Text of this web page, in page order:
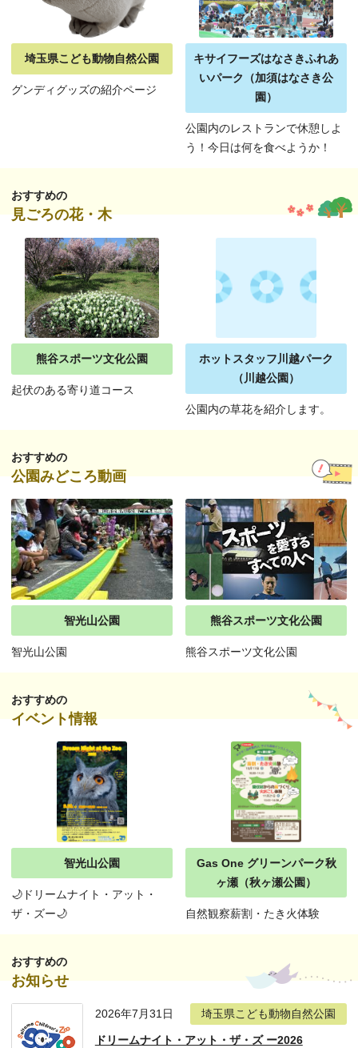
埼玉県こども動物自然公園
グンディグッズの紹介ページ
キサイフーズはなさきふれあ
いパーク（加須はなさき公
園）
公園内のレストランで休憩しよ
う！今日は何を食べようか！
おすすめの
見ごろの花・木
熊谷スポーツ文化公園
起伏のある寄り道コース
ホットスタッフ川越パーク
（川越公園）
公園内の草花を紹介します。
おすすめの
公園みどころ動画
智光山公園
智光山公園
熊谷スポーツ文化公園
熊谷スポーツ文化公園
おすすめの
イベント情報
智光山公園
🌙ドリームナイト・アット・
ザ・ズー🌙
Gas One グリーンパーク秋
ヶ瀬（秋ヶ瀬公園）
自然観察薪割・たき火体験
おすすめの
お知らせ
2026年7月31日 埼玉県こども動物自然公園
ドリームナイト・アット・ザ・ズ ー2026